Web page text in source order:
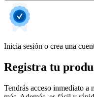
Inicia sesión o crea una
Registra tu
Tendrás acceso inmediato a